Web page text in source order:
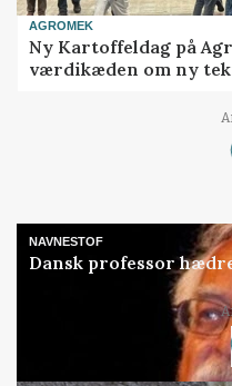
AGROMEK
Ny Kartoffeldag på
værdikæden om ny
NAVNESTOF
Dansk professor